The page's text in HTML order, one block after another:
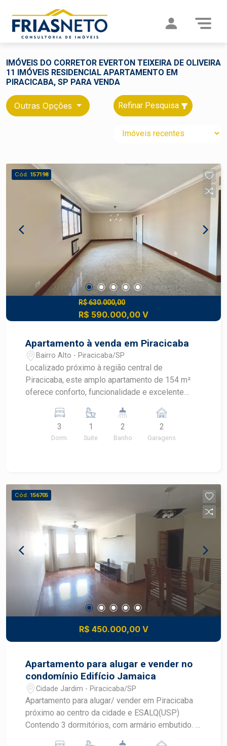
IMÓVEIS DO CORRETOR EVERTON TEIXEIRA DE OLIVEIRA
11 IMÓVEIS RESIDENCIAL APARTAMENTO EM
PIRACICABA, SP PARA VENDA
Outras Opções Refinar Pesquisa
Cód. 157198
R$ 630.000,00
R$ 590.000,00 V
Apartamento à venda em Piracicaba
Bairro Alto - Piracicaba/SP
Localizado próximo à região central de
Piracicaba, este amplo apartamento de 154 m²
oferece conforto, funcionalidade e excelente
espaço e qualidade de vida. O imóvel conta com:
3 dormitórios com armários, sendo 1 suíte com ar
condicionado Banheiro social com gabinete, box
dispõe de área de lazer completa e totalmente
remodelada, com: Piscina Salão de festas
Churrasqueira Quadra esportiva Playground
Gerador para as áreas comuns Uma excelente
oportunidade para quem busca um imóvel
espaçoso, bem localizado e com lazer completo.
Construa seu futuro com quem é agente de
desenvolvimento do mercado imobiliário de
Piracicaba. Agende sua visita!
3
Dorm.
1
Suite
2
Banho
2
Garagens
Cód. 156705
R$ 450.000,00 V
Apartamento para alugar e vender no
condomínio Edifício Jamaica
Cidade Jardim - Piracicaba/SP
Apartamento para alugar/ vender em Piracicaba
próximo ao centro da cidade e ESALQ(USP)
Contendo 3 dormitórios, com armário embutido. 1